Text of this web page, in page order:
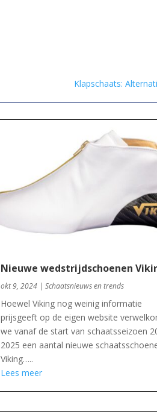
Klapschaats:
Nieuwe wedstrijdschoenen
okt 9, 2024 |Schaatsnieuws en trends
Hoewel Viking nog weinig informatie
prijsgeeft op de eigen website
we vanaf de start van schaatsseizoen
2025 een aantal nieuwe
Viking…..
Lees meer